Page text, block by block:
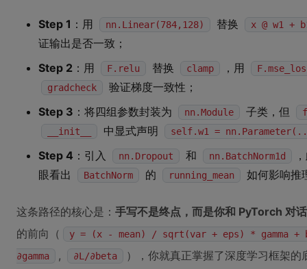
Step 1 ：用 nn.Linear(784,128) 替换 x @ w1 +
证输出是否一致；
Step 2 ：用 F.relu 替换 clamp ，用
gradcheck
验证梯度一致性；
Step 3 ：将四组参数封装为 nn.Module 子类，但
__init__
中显式声明 self.w1 =
Step 4 ：引入 nn.Dropout 和 nn.BatchNorm1d
眼看出
BatchNorm 的 running_mean 如何影响推
这条路径的核心是： 手写不是终点，而是你和 PyTorch 对
的前向（
y = (x - mean) / sqrt(var + eps) * gamma +
∂gamma
, ∂L/∂beta ），你就真正掌握了深度学习框架的